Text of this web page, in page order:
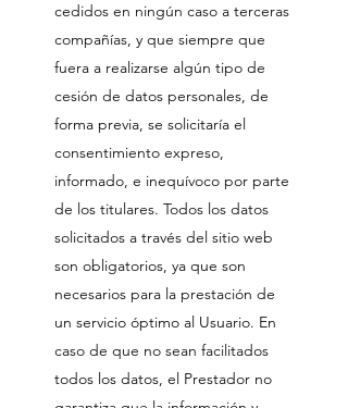
cedidos en ningún caso a terceras
compañías, y que siempre que
fuera a realizarse algún tipo de
cesión de datos personales, de
forma previa, se solicitaría el
consentimiento expreso,
informado, e inequívoco por parte
de los titulares. Todos los datos
solicitados a través del sitio web
son obligatorios, ya que son
necesarios para la prestación de
un servicio óptimo al Usuario. En
caso de que no sean facilitados
todos los datos, el Prestador no